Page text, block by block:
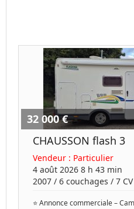
32 000 €
CHAUSSON flash 3
Vendeur : Particulier
4 août 2026 8 h 43 min
2007 / 6 couchages / 7
⭐ Annonce commerciale –